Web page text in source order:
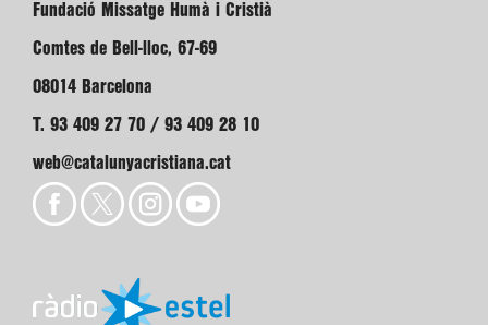
Fundació Missatge Humà i Cristià
Comtes de Bell-lloc, 67-69
08014 Barcelona
T. 93 409 27 70 / 93 409 28 10
web@catalunyacristiana.cat